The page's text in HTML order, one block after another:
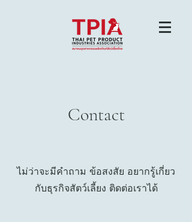
Contact
ไม่ว่าจะมีคำถาม ข้อสงสัย อยากรู้เกี่ยว
กับธุรกิจสัตว์เลี้ยง ติดต่อเราได้